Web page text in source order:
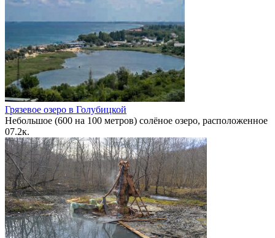
Грязевое озеро в Голубицкой
Небольшое (600 на 100 метров) солёное озеро, расположенное
07.2к.